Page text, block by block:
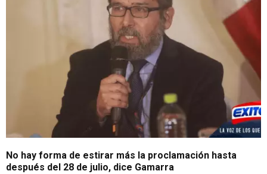
No hay forma de estirar más la proclamación hasta
después del 28 de julio, dice Gamarra